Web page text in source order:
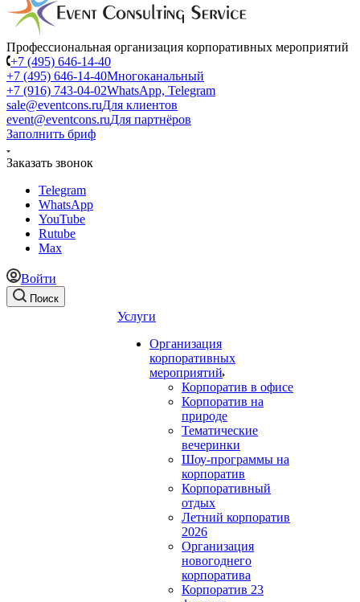
Профессиональная организация корпоративных мероприятий
+7 (495) 646-14-40
+7 (495) 646-14-40Многоканальный
+7 (916) 743-04-02WhatsApp, Telegram
sale@eventcons.ruДля клиентов
event@eventcons.ruДля партнёров
Заполнить бриф
Заказать звонок
Telegram
WhatsApp
YouTube
Rutube
Max
Войти
Поиск
Услуги
Организация
корпоративных
мероприятий
Корпоратив в офисе
Корпоратив на
природе
Тематические
вечеринки
Шоу-программы на
корпоратив
Корпоративный
отдых
Летний корпоратив
2026
Организация
новогоднего
корпоратива
Корпоратив 23